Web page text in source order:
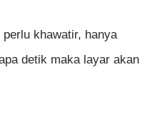
khawatir, hanya
detik maka layar akan